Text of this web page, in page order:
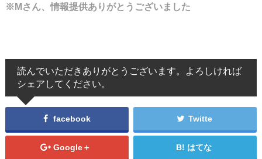
※Mさん、情報提供ありがとうございました
読んでいただきありがとうございます。よろしければ
シェアしてください。
facebook Twitte
Google＋ はてな